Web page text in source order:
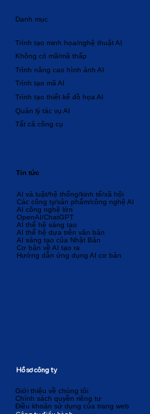
Danh mục
Tất cả công cụ
Quản lý tác vụ AI
Trình tạo thiết kế đồ họa AI
Không có mã/mã thấp
Trình tạo mã AI
Trình nâng cao hình ảnh AI
Trình tạo minh họa/nghệ thuật AI
AI và luật/hệ thống/kinh tế/xã hội
Các công ty/sản phẩm/công nghệ AI
AI công nghệ lớn
OpenAI/ChatGPT
AI thế hệ sáng tạo
AI thế hệ dựa trên văn bản
AI sáng tạo của Nhật Bản
Cơ bản về AI tạo ra
Hướng dẫn ứng dụng AI cơ bản
Tin tức
Giới thiệu về chúng tôi
Chính sách quyền riêng tư
Điều khoản sử dụng của trang web
Hồ sơ công ty